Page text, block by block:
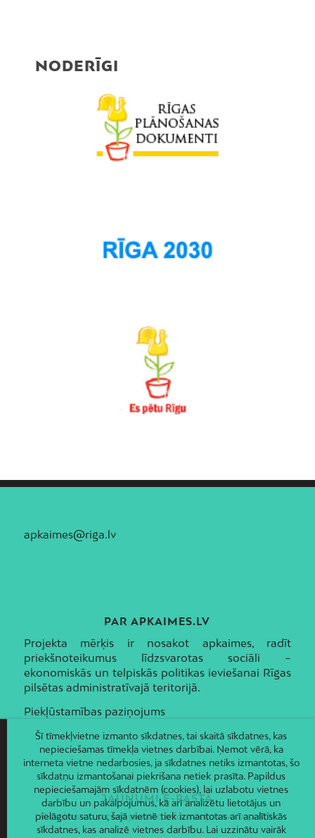
NODERĪGI
apkaimes@riga.lv
PAR APKAIMES.LV
Projekta mērķis ir nosakot apkaimes, radīt
priekšnoteikumus līdzsvarotas sociāli –
ekonomiskās un telpiskās politikas ieviešanai Rīgas
pilsētas administratīvajā teritorijā.
Piekļūstamības paziņojums
JAUNUMI E-PASTĀ
Piesakies un saņem jaunāko informāciju savā e-pastā!
Šī tīmekļvietne izmanto sīkdatnes, tai skaitā sīkdatnes, kas
nepieciešamas tīmekļa vietnes darbībai. Ņemot vērā, ka
interneta vietne nedarbosies, ja sīkdatnes netiks izmantotas, šo
sīkdatņu izmantošanai piekrišana netiek prasīta. Papildus
nepieciešamajām sīkdatnēm (cookies), lai uzlabotu vietnes
darbību un pakalpojumus, kā arī analizētu lietotājus un
pielāgotu saturu, šajā vietnē tiek izmantotas arī analītiskās
sīkdatnes, kas analizē vietnes darbību. Lai uzzinātu vairāk